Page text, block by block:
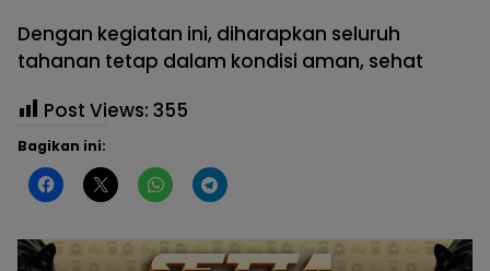
Dengan kegiatan ini, diharapkan seluruh
tahanan tetap dalam kondisi aman, sehat
Post Views: 355
Bagikan ini: